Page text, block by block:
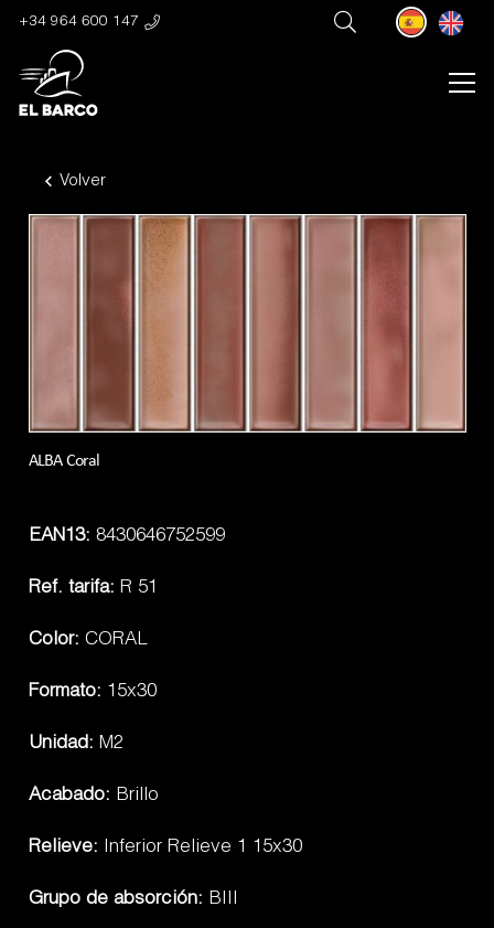
+34 964 600 147
Volver
ALBA Coral
EAN13: 8430646752599
Ref. tarifa: R 51
Color: CORAL
Formato: 15x30
Unidad: M2
Acabado: Brillo
Relieve: Inferior Relieve 1 15x30
Grupo de absorción: BIII